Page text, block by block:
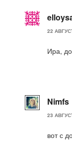
22
Ира,
Nimfs
23
вот с